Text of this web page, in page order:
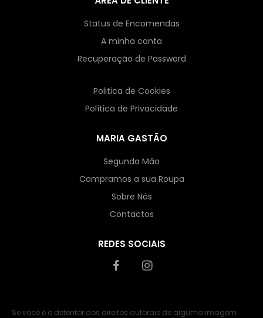
Status de Encomendas
A minha conta
Recuperação de Password
Politica de Cookies
Política de Privacidade
MARIA GASTÃO
Segunda Mão
Compramos a sua Roupa
Sobre Nós
Contactos
REDES SOCIAIS
Se você é o detentor dos direitos autorais de alguma imagem